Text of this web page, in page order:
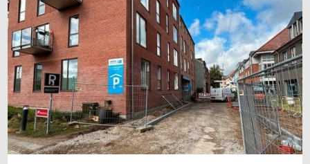
Navn
Jeg vil gerne modtage et nyhedsoverblik, samt
relevante tilbud og brugerfordele på mail. Det er altid
muligt at afmelde.Privatlivspolitik.